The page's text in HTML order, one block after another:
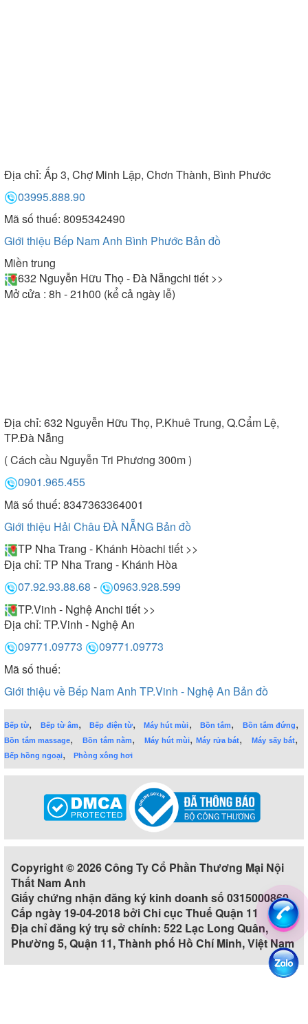
Địa chỉ: Ấp 3, Chợ Minh Lập, Chơn Thành, Bình Phước
03995.888.90
Mã số thuế: 8095342490
Giới thiệu Bếp Nam Anh Bình Phước Bản đồ
Miền trung
632 Nguyễn Hữu Thọ - Đà Nẵngchi tiết >>
Mở cửa : 8h - 21h00 (kể cả ngày lễ)
Địa chỉ: 632 Nguyễn Hữu Thọ, P.Khuê Trung, Q.Cẩm Lệ,
TP.Đà Nẵng
( Cách cầu Nguyễn Tri Phương 300m )
0901.965.455
Mã số thuế: 8347363364001
Giới thiệu Hải Châu ĐÀ NẴNG Bản đồ
TP Nha Trang - Khánh Hòachi tiết >>
Địa chỉ: TP Nha Trang - Khánh Hòa
07.92.93.88.68 -
0963.928.599
TP.Vinh - Nghệ Anchi tiết >>
Địa chỉ: TP.Vinh - Nghệ An
09771.09773
09771.09773
Mã số thuế:
Giới thiệu về Bếp Nam Anh TP.Vinh - Nghệ An Bản đồ
Bếp từ, Bếp từ âm,Bếp điện từ,Máy hút mùi, Bồn tắm, Bồn tắm đứng,
Bồn tắm massage,Bồn tắm nằm,Máy hút mùi,Máy rửa bát,Máy sấy bát,
Bếp hồng ngoại, Phòng xông hơi
Copyright © 2026 Công Ty Cổ Phần Thương Mại Nội
Thất Nam Anh
Giấy chứng nhận đăng ký kinh doanh số 0315000860
Cấp ngày 19-04-2018 bởi Chi cục Thuế Quận 11
Địa chỉ đăng ký trụ sở chính: 522 Lạc Long Quân,
Phường 5, Quận 11, Thành phố Hồ Chí Minh, Việt Nam